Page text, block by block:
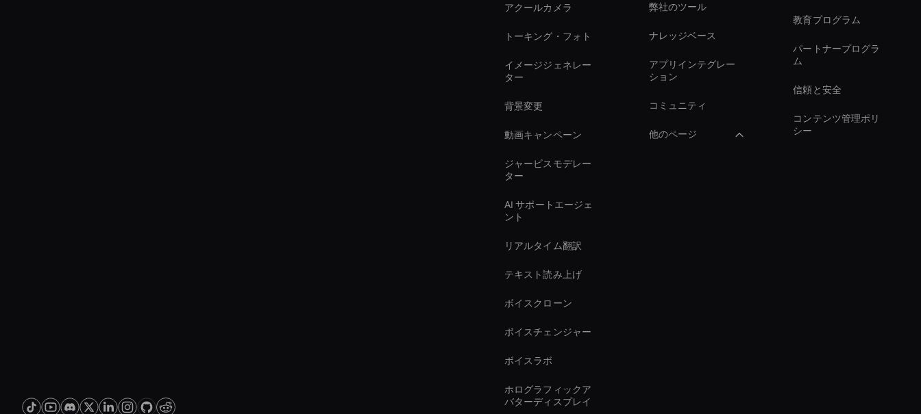
アクールカメラ
トーキング・フォト
イメージジェネレー
ター
背景変更
動画キャンペーン
ジャービスモデレー
ター
AI サポートエージェ
ント
リアルタイム翻訳
テキスト読み上げ
ボイスクローン
ボイスチェンジャー
ボイスラボ
ホログラフィックア
バターディスプレイ
弊社のツール
ナレッジベース
アプリインテグレー
ション
コミュニティ
他のページ
教育プログラム
パートナープログラ
ム
信頼と安全
コンテンツ管理ポリ
シー